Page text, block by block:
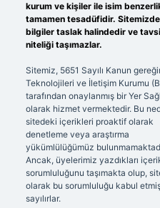
kurum ve kişiler ile isim
tamamen tesadüfidir.
bilgiler taslak halindedir ve
niteliği taşımazlar.
Sitemiz, 5651 Sayılı Kanun
Teknolojileri ve İletişim Kurumu
tarafından onaylanmış bir Yer
olarak hizmet vermektedir. Bu
sitedeki içerikleri proaktif olarak
denetleme veya araştırma
yükümlülüğümüz
Ancak, üyelerimiz yazdıkları
sorumluluğunu taşımakta olup,
olarak bu sorumluluğu kabul
sayılırlar.